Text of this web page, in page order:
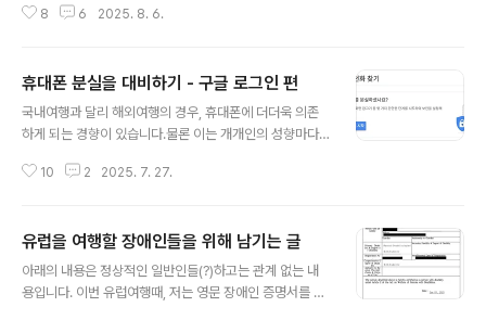
(용량이 24..
갈 곳은 많으니까요, 유럽을 안 가셔도 다른곳이 가보고 싶
의 대상자 입니다.1. 성인 일 것.- 미성년자는 혼자서 여행
하는 것에 있어서 매우 많은 리스크와 현실적인 어려움이
있습니다. 기본적으로 보호자를 요구하게 되며, 혼자서는
예약 자체는 어렵지 않지만, 기본적으로 부모 동의 없이 숙
8 6 2025. 8. 6.
휴대폰 분실을 대비하기 - 구글 로그인 편
국내여행과 달리 해외여행의 경우, 휴대폰에 더더욱 의존
하게 되는 경향이 있습니다.물론 이는 개개인의 성향마다
아날로그 감성으로 여행하시는 분들도 있고, 그렇지 않다
다양한 AI들을 이용해서 장소 추천을 받던가, 번역기를 이
용해서 대화를 한다던가, 구글맵을 보면서 길을 찾는다던
가 말이죠.저 같은 경우는, 아예 주력 이메일이 구글의 지메
10 2 2025. 7. 27.
유럽을 여행할 장애인들을 위해 남기는 글
아래의 내용은 정상적인 일반인들(?)하고는 관계 없는 내
용입니다. 이번 유럽여행때, 저는 영문 장애인 증명서를 출